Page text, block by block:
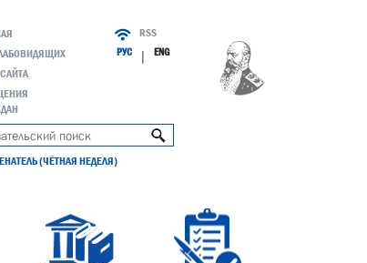
RSS
РУС | ENG
(ЧЁТНАЯ НЕДЕЛЯ)